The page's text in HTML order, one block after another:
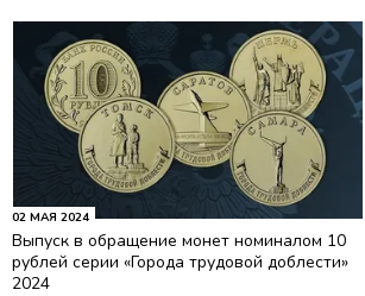
02 МАЯ 2024
Выпуск в обращение монет номиналом 10
рублей серии «Города трудовой доблести»
2024